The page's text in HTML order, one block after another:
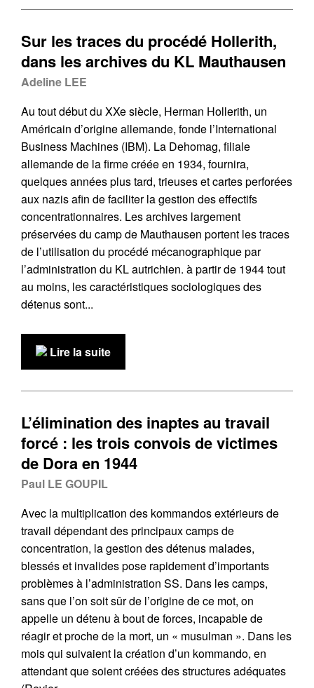
Sur les traces du procédé Hollerith,
dans les archives du KL Mauthausen
Adeline LEE
Au tout début du XXe siècle, Herman Hollerith, un
Américain d’origine allemande, fonde l’International
Business Machines (IBM). La Dehomag, filiale
allemande de la firme créée en 1934, fournira,
quelques années plus tard, trieuses et cartes perforées
aux nazis afin de faciliter la gestion des effectifs
concentrationnaires. Les archives largement
préservées du camp de Mauthausen portent les traces
de l’utilisation du procédé mécanographique par
l’administration du KL autrichien. à partir de 1944 tout
au moins, les caractéristiques sociologiques des
détenus sont...
Lire la suite
L’élimination des inaptes au travail
forcé : les trois convois de victimes
de Dora en 1944
Paul LE GOUPIL
Avec la multiplication des kommandos extérieurs de
travail dépendant des principaux camps de
concentration, la gestion des détenus malades,
blessés et invalides pose rapidement d’importants
problèmes à l’administration SS. Dans les camps,
sans que l’on soit sûr de l’origine de ce mot, on
appelle un détenu à bout de forces, incapable de
réagir et proche de la mort, un « musulman ». Dans les
mois qui suivaient la création d’un kommando, en
attendant que soient créées des structures adéquates